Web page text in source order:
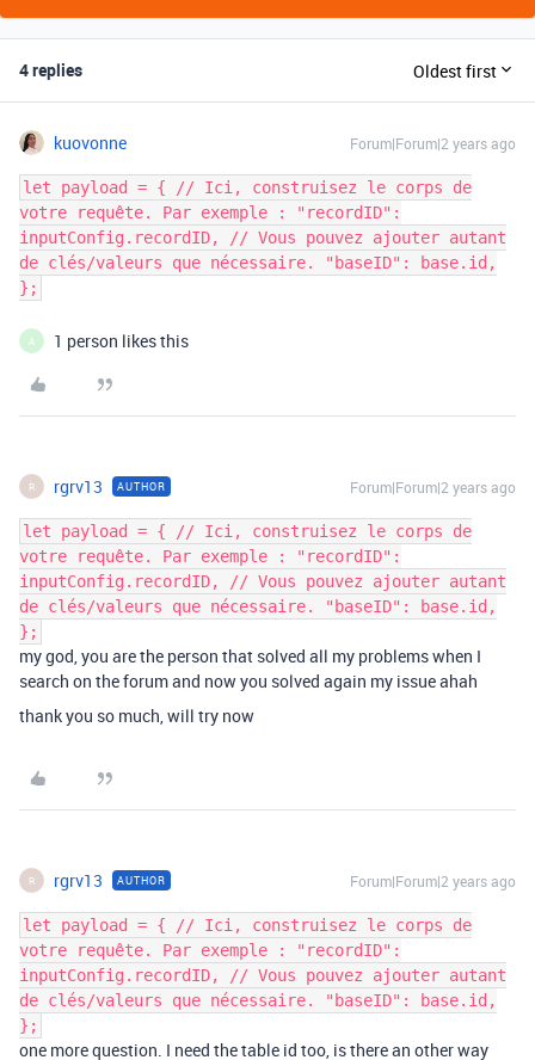
4 replies Oldest first
kuovonne Forum|Forum|2 years ago
let payload = { // Ici, construisez le corps de
votre requête. Par exemple : "recordID":
inputConfig.recordID, // Vous pouvez ajouter autant
de clés/valeurs que nécessaire. "baseID": base.id,
};
A 1 person likes this
R rgrv13 AUTHOR Forum|Forum|2 years ago
let payload = { // Ici, construisez le corps de
votre requête. Par exemple : "recordID":
inputConfig.recordID, // Vous pouvez ajouter autant
de clés/valeurs que nécessaire. "baseID": base.id,
};
my god, you are the person that solved all my problems when I
search on the forum and now you solved again my issue ahah
thank you so much, will try now
R rgrv13 AUTHOR Forum|Forum|2 years ago
let payload = { // Ici, construisez le corps de
votre requête. Par exemple : "recordID":
inputConfig.recordID, // Vous pouvez ajouter autant
de clés/valeurs que nécessaire. "baseID": base.id,
};
one more question. I need the table id too, is there an other way